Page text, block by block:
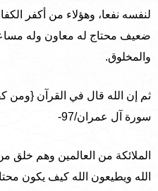
لنفسه نفعا، وهؤلاء من أكفر
ضعيف محتاج له معاون وله
والمخلوق.
ثم إن الله قال في القرآن {ومن
سورة آل عمران/97-
الملائكة من العالمين وهم خلق
الله ويطيعون الله كيف يكون